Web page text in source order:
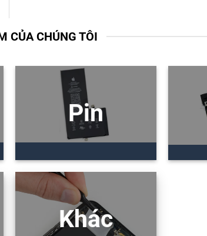
CỦA CHÚNG TÔI
Pin
Khác